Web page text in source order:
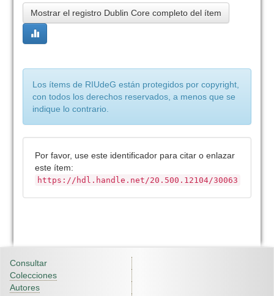
Mostrar el registro Dublin Core completo del ítem
Los ítems de RIUdeG están protegidos por copyright,
con todos los derechos reservados, a menos que se
indique lo contrario.
Por favor, use este identificador para citar o enlazar
este ítem:
https://hdl.handle.net/20.500.12104/30063
Consultar
Colecciones
Autores